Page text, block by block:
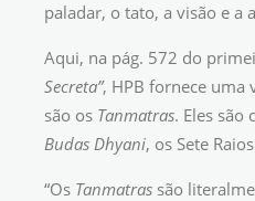
paladar, o tato, a visão e a
Aqui, na pág. 572 do
Secreta”, HPB fornece uma
são os Tanmatras. Eles são
Budas Dhyani, os Sete
“Os Tanmatras são